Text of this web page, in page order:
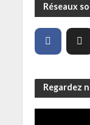
Réseaux
Regardez